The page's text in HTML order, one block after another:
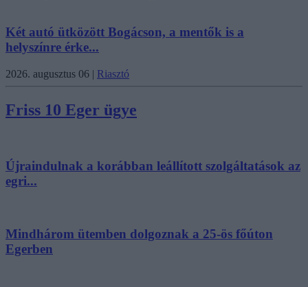
Két autó ütközött Bogácson, a mentők is a
helyszínre érke...
2026. augusztus 06 | Riasztó
Friss 10 Eger ügye
Újraindulnak a korábban leállított szolgáltatások az
egri...
Mindhárom ütemben dolgoznak a 25-ös főúton
Egerben